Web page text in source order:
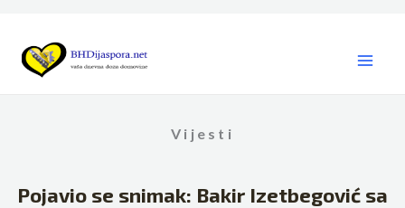
content
Vijesti
Pojavio se snimak: Bakir Izetbegović sa